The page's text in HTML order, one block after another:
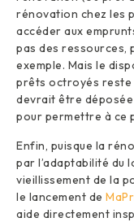
rénovation chez les
accéder aux
pas des ressources,
exemple. Mais le
prêts octroyés reste
devrait être
pour permettre à ce
Enfin, puisque la
par l’adaptabilité du
vieillissement de la
le lancement de
aide directement